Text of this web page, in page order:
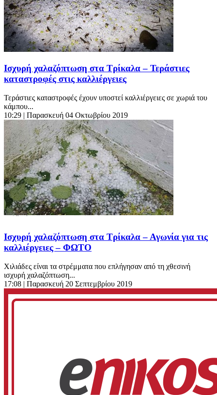
Ισχυρή χαλαζόπτωση στα Τρίκαλα – Τεράστιες
καταστροφές στις καλλιέργειες
Τεράστιες καταστροφές έχουν υποστεί καλλιέργειες σε χωριά του
κάμπου...
10:29 | Παρασκευή 04 Οκτωβρίου 2019
Ισχυρή χαλαζόπτωση στα Τρίκαλα – Αγωνία για τις
καλλιέργειες – ΦΩΤΟ
Χιλιάδες είναι τα στρέμματα που επλήγησαν από τη χθεσινή
ισχυρή χαλαζόπτωση...
17:08 | Παρασκευή 20 Σεπτεμβρίου 2019